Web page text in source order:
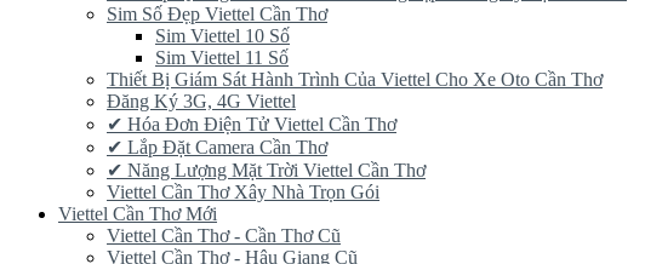
Sim Số Đẹp Viettel Cần Thơ
Sim Viettel 10 Số
Sim Viettel 11 Số
Thiết Bị Giám Sát Hành Trình Của Viettel Cho Xe Oto Cần Thơ
Đăng Ký 3G, 4G Viettel
✔‎ Hóa Đơn Điện Tử Viettel Cần Thơ
✔‎ Lắp Đặt Camera Cần Thơ
✔‎ Năng Lượng Mặt Trời Viettel Cần Thơ
Viettel Cần Thơ Xây Nhà Trọn Gói
Viettel Cần Thơ Mới
Viettel Cần Thơ - Cần Thơ Cũ
Viettel Cần Thơ - Hậu Giang Cũ